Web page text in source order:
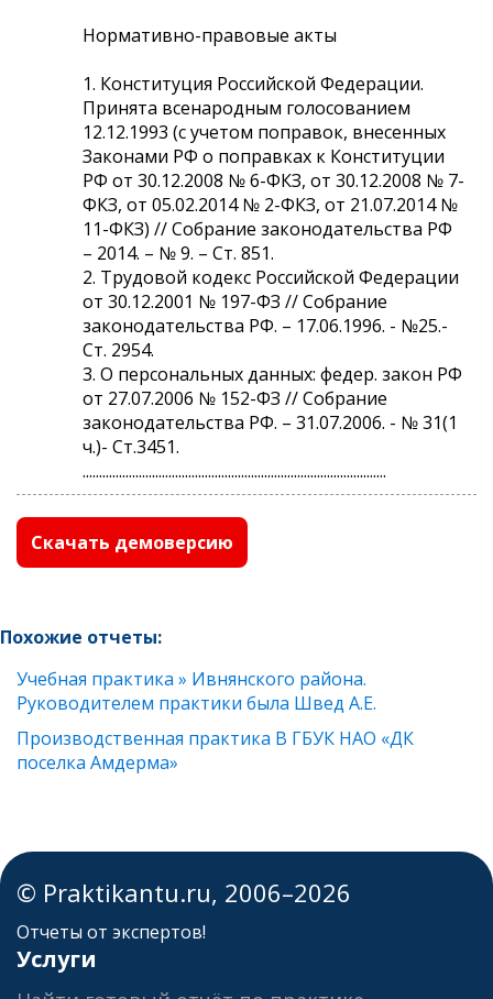
Нормативно-правовые акты
1. Конституция Российской Федерации.
Принята всенародным голосованием
12.12.1993 (с учетом поправок, внесенных
Законами РФ о поправках к Конституции
РФ от 30.12.2008 № 6-ФКЗ, от 30.12.2008 № 7-
ФКЗ, от 05.02.2014 № 2-ФКЗ, от 21.07.2014 №
11-ФКЗ) // Собрание законодательства РФ
– 2014. – № 9. – Ст. 851.
2. Трудовой кодекс Российской Федерации
от 30.12.2001 № 197-ФЗ // Собрание
законодательства РФ. – 17.06.1996. - №25.-
Ст. 2954.
3. О персональных данных: федер. закон РФ
от 27.07.2006 № 152-ФЗ // Собрание
законодательства РФ. – 31.07.2006. - № 31(1
ч.)- Ст.3451.
............................................................................................
Скачать демоверсию
Похожие отчеты:
Учебная практика » Ивнянского района.
Руководителем практики была Швед А.Е.
Производственная практика В ГБУК НАО «ДК
поселка Амдерма»
© Praktikantu.ru, 2006–2026
Отчеты от экспертов!
Услуги